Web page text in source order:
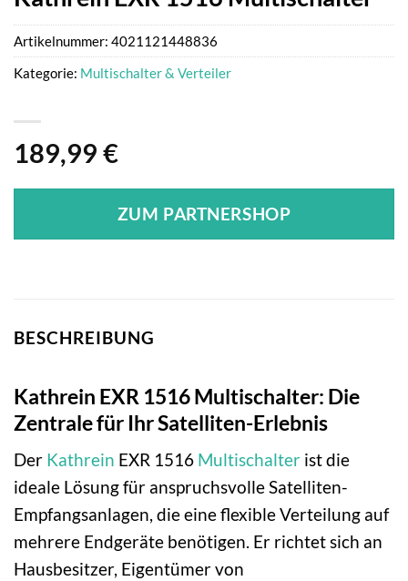
189,99 €
ZUM PARTNERSHOP
Artikelnummer: 4021121448836
Kategorie: Multischalter & Verteiler
BESCHREIBUNG
Kathrein EXR 1516 Multischalter: Die
Zentrale für Ihr Satelliten-Erlebnis
Der Kathrein EXR 1516 Multischalter ist die
ideale Lösung für anspruchsvolle Satelliten-
Empfangsanlagen, die eine flexible Verteilung auf
mehrere Endgeräte benötigen. Er richtet sich an
Hausbesitzer, Eigentümer von